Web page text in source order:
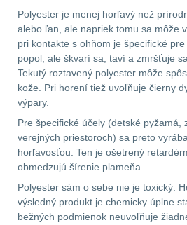
Popruhy a poutka 40
OPTIKY(145)
Kolimátory
Zvětšovací moduly5
CQB 21
Na vzduchovku 15
Polyester je menej horľavý než
alebo ľan, ale napriek tomu sa môže
pri kontakte s ohňom je špecifické
popol, ale škvarí sa, taví a zmršťuje
Tekutý roztavený polyester môže
kože. Pri horení tiež uvoľňuje čierny
výpary.
Pre špecifické účely (detské pyžamá,
verejných priestoroch) sa preto
horľavosťou. Ten je ošetrený
obmedzujú šírenie plameňa.
Polyester sám o sebe nie je toxický.
výsledný produkt je chemicky úplne
bežných podmienok neuvoľňuje